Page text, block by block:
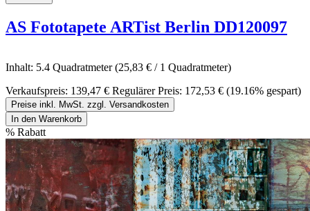
AS Fototapete ARTist Berlin DD120097
Inhalt: 5.4 Quadratmeter(25,83 € / 1 Quadratmeter)
Verkaufspreis: 139,47 € Regulärer Preis: 172,53 € (19.16% gespart)
Preise inkl. MwSt. zzgl. Versandkosten
In den Warenkorb
% Rabatt